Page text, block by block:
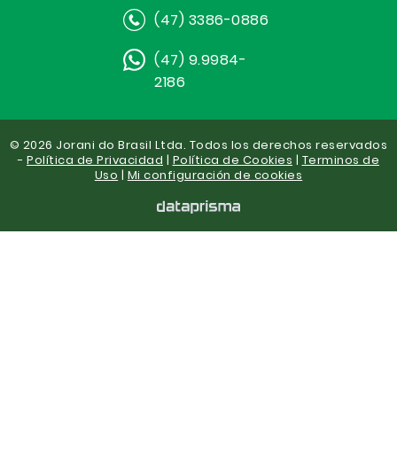
(47) 3386-0886
(47) 9.9984-
2186
© 2026 Jorani do Brasil Ltda. Todos los derechos reservados
- Política de Privacidad | Política de Cookies | Terminos de
Uso | Mi configuración de cookies